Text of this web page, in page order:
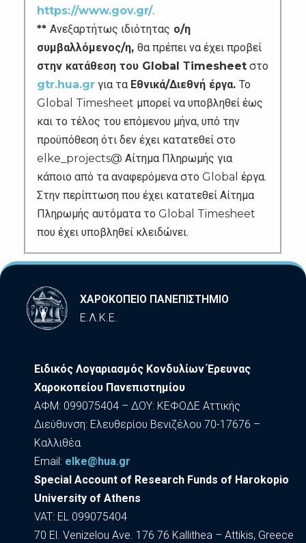
https://www.gov.gr/.
** Ανεξαρτήτως ιδιότητας ο/η
συμβαλλόμενος/η, θα πρέπει να έχει προβεί
στην κατάθεση του Global Τimesheet στο
gtr.hua.gr για τα Εθνικά/Διεθνή έργα. Το
Global Timesheet μπορεί να υποβληθεί έως
και το τέλος του επόμενου μήνα, υπό την
προϋπόθεση ότι δεν έχει κατατεθεί στο
elke_projects@ Αίτημα Πληρωμής για
κάποιο από τα αναφερόμενα στο Global έργα.
Στην περίπτωση που έχει κατατεθεί Αίτημα
Πληρωμής αυτόματα το Global Timesheet
που έχει υποβληθεί κλειδώνει.
ΧΑΡΟΚΟΠΕΙΟ ΠΑΝΕΠΙΣΤΗΜΙΟ
Ε.Λ.Κ.Ε.
Ειδικός Λογαριασμός Κονδυλίων Έρευνας
Χαροκοπείου Πανεπιστημίου
ΑΦΜ: 099075404 – ΔΟΥ: ΚΕΦΟΔΕ Αττικής
Διεύθυνση: Ελευθερίου Βενιζέλου 70-17676 –
Καλλιθέα
Εmail: elke@hua.gr
Special Account of Research Funds of Harokopio
University of Athens
VAT: EL 099075404
70 El. Venizelou Ave. 176 76 Kallithea – Attikis, Greece